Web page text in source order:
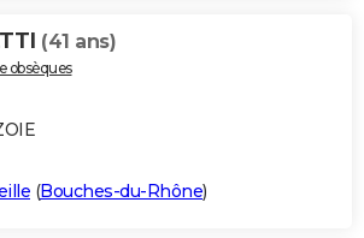
(41 ans)
obsèques
(Bouches-du-Rhône)